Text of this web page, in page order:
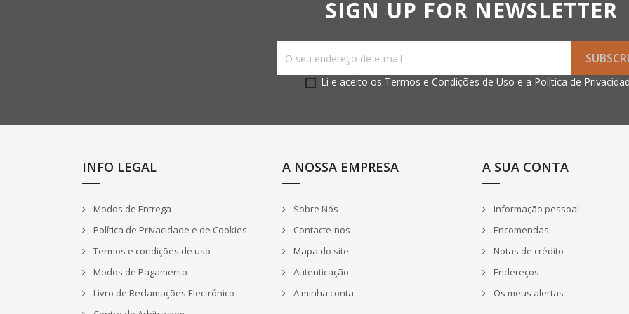
SIGN UP FOR NEWSLETTER
Li e aceito os Termos e Condições de Uso e a Política de
INFO LEGAL
Modos de Entrega
Política de Privacidade e de Cookies
Termos e condições de uso
Modos de Pagamento
Livro de Reclamações Electrónico
A NOSSA EMPRESA
Sobre Nós
Contacte-nos
Mapa do site
Autenticação
A minha conta
A SUA CONTA
Informação pessoal
Encomendas
Notas de crédito
Endereços
Os meus alertas